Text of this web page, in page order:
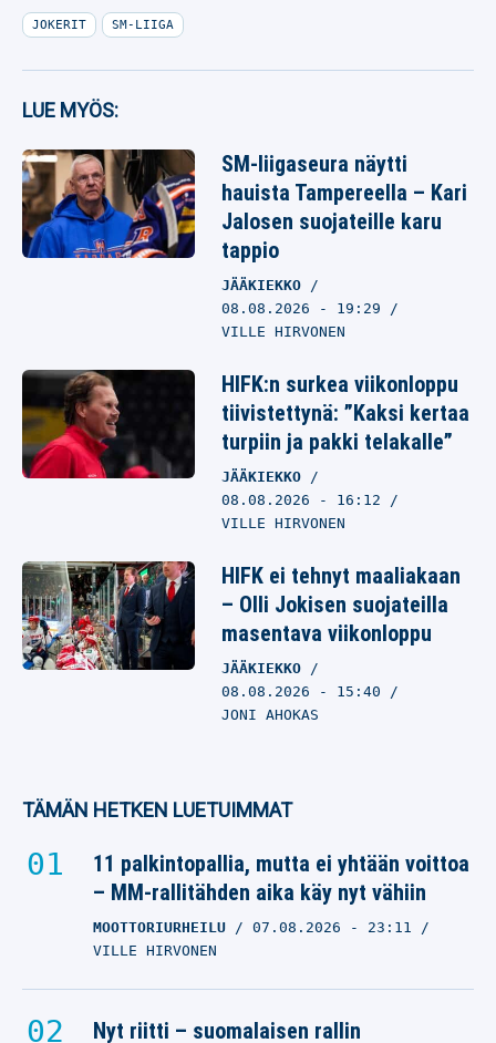
JOKERIT SM-LIIGA
LUE MYÖS:
SM-liigaseura näytti
hauista Tampereella – Kari
Jalosen suojateille karu
tappio
JÄÄKIEKKO
08.08.2026 - 19:29
VILLE HIRVONEN
HIFK:n surkea viikonloppu
tiivistettynä: ”Kaksi kertaa
turpiin ja pakki telakalle”
JÄÄKIEKKO
08.08.2026 - 16:12
VILLE HIRVONEN
HIFK ei tehnyt maaliakaan
– Olli Jokisen suojateilla
masentava viikonloppu
JÄÄKIEKKO
08.08.2026 - 15:40
JONI AHOKAS
TÄMÄN HETKEN LUETUIMMAT
11 palkintopallia, mutta ei yhtään voittoa
– MM-rallitähden aika käy nyt vähiin
MOOTTORIURHEILU 07.08.2026 - 23:11
VILLE HIRVONEN
Nyt riitti – suomalaisen rallin